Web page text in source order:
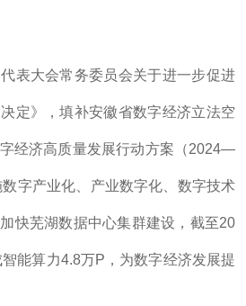
大会常务委员会关于进一步促进
定》，填补安徽省数字经济立法空
经济高质量发展行动方案（2024—
字产业化、产业数字化、数字技术
快芜湖数据中心集群建设，截至20
能算力4.8万P，为数字经济发展提